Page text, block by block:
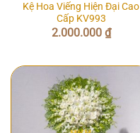
Kệ Hoa Viếng Hiện Đại Cao
Cấp KV993
2.000.000 ₫